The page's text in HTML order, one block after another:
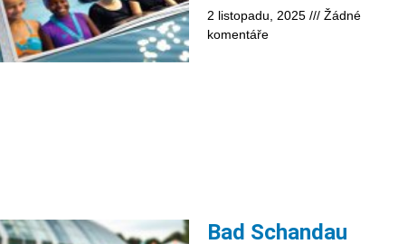
2 listopadu, 2025
Žádné
komentáře
Bad Schandau